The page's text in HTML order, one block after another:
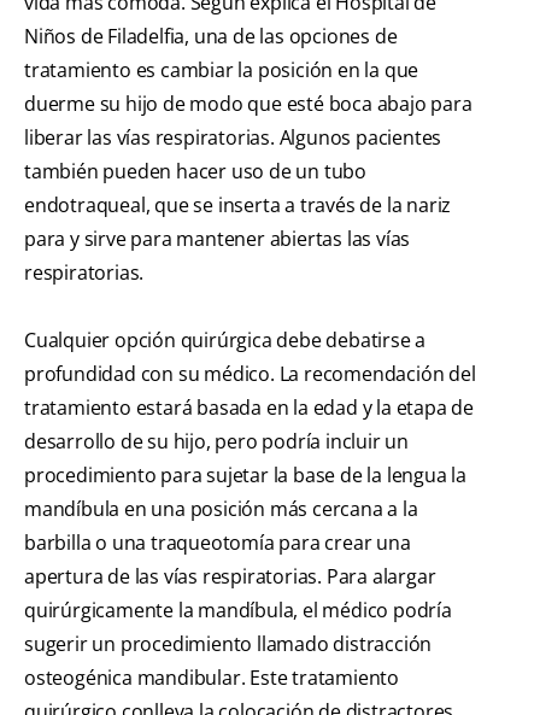
Niños de Filadelfia, una de las opciones de
tratamiento es cambiar la posición en la que
duerme su hijo de modo que esté boca abajo para
liberar las vías respiratorias. Algunos pacientes
también pueden hacer uso de un tubo
endotraqueal, que se inserta a través de la nariz
para y sirve para mantener abiertas las vías
respiratorias.
Cualquier opción quirúrgica debe debatirse a
profundidad con su médico. La recomendación del
tratamiento estará basada en la edad y la etapa de
desarrollo de su hijo, pero podría incluir un
procedimiento para sujetar la base de la lengua la
mandíbula en una posición más cercana a la
barbilla o una traqueotomía para crear una
apertura de las vías respiratorias. Para alargar
quirúrgicamente la mandíbula, el médico podría
sugerir un procedimiento llamado distracción
osteogénica mandibular. Este tratamiento